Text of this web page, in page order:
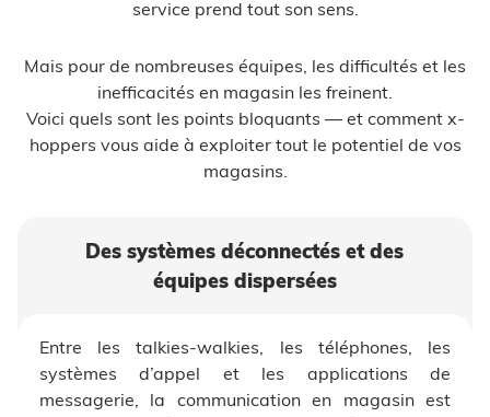
service prend tout son sens.
Mais pour de nombreuses équipes, les difficultés et les
inefficacités en magasin les freinent.
Voici quels sont les points bloquants — et comment x-
hoppers vous aide à exploiter tout le potentiel de vos
magasins.
Des systèmes déconnectés et des
équipes dispersées
Entre les talkies-walkies, les téléphones, les
systèmes d’appel et les applications de
messagerie, la communication en magasin est